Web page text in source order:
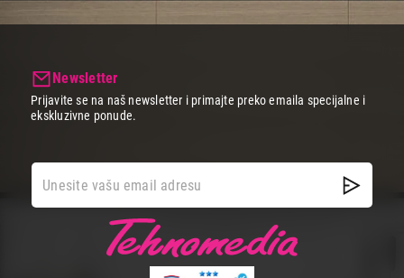
Newsletter
Prijavite se na naš newsletter i primajte preko emaila specijalne i
ekskluzivne ponude.